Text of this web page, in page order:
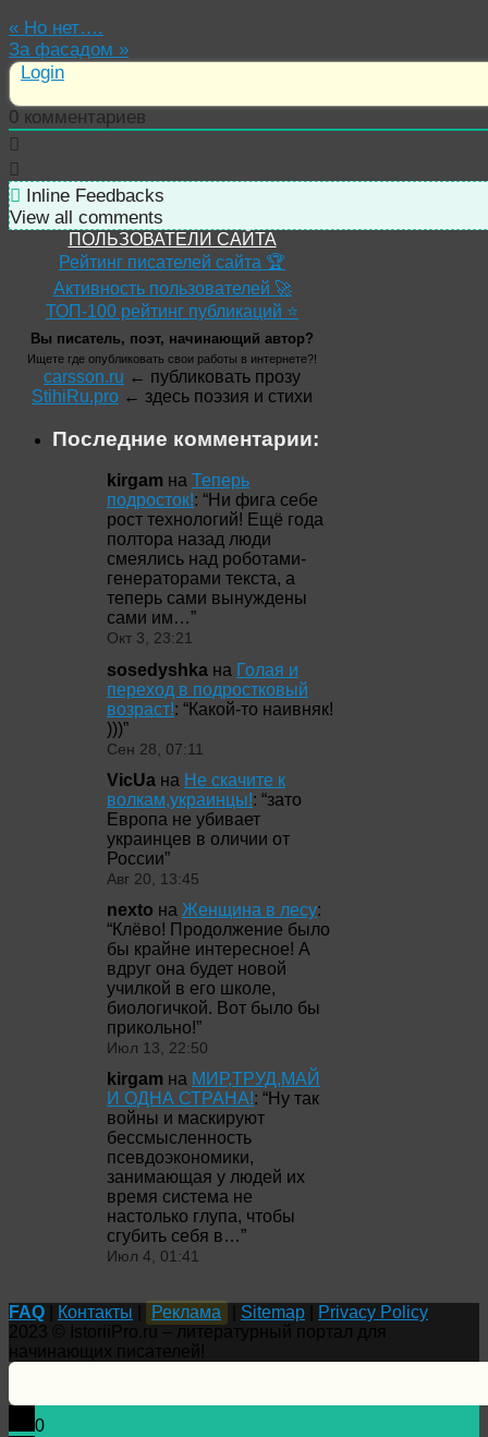
« Но нет….
За фасадом »
Login
0 комментариев
Inline Feedbacks
View all comments
ПОЛЬЗОВАТЕЛИ САЙТА
Рейтинг писателей сайта 🏆
Активность пользователей 🚀
ТОП-100 рейтинг публикаций ⭐
Вы писатель, поэт, начинающий автор?
Ищете где опубликовать свои работы в интернете?!
carsson.ru ← публиковать прозу
StihiRu.pro ← здесь поэзия и стихи
Последние комментарии:
kirgam на Теперь
подросток!: “Ни фига себе
рост технологий! Ещё года
полтора назад люди
смеялись над роботами-
генераторами текста, а
теперь сами вынуждены
сами им…”
Окт 3, 23:21
sosedyshka на Голая и
переход в подростковый
возраст!: “Какой-то наивняк!
)))”
Сен 28, 07:11
VicUa на Не скачите к
волкам,украинцы!: “зато
Европа не убивает
украинцев в оличии от
России”
Авг 20, 13:45
nexto на Женщина в лесу:
“Клёво! Продолжение было
бы крайне интересное! А
вдруг она будет новой
училкой в его школе,
биологичкой. Вот было бы
прикольно!”
Июл 13, 22:50
kirgam на МИР,ТРУД,МАЙ
И ОДНА СТРАНА!: “Ну так
войны и маскируют
бессмысленность
псевдоэкономики,
занимающая у людей их
время система не
настолько глупа, чтобы
сгубить себя в…”
Июл 4, 01:41
FAQ Контакты Реклама Sitemap
Privacy Policy
0